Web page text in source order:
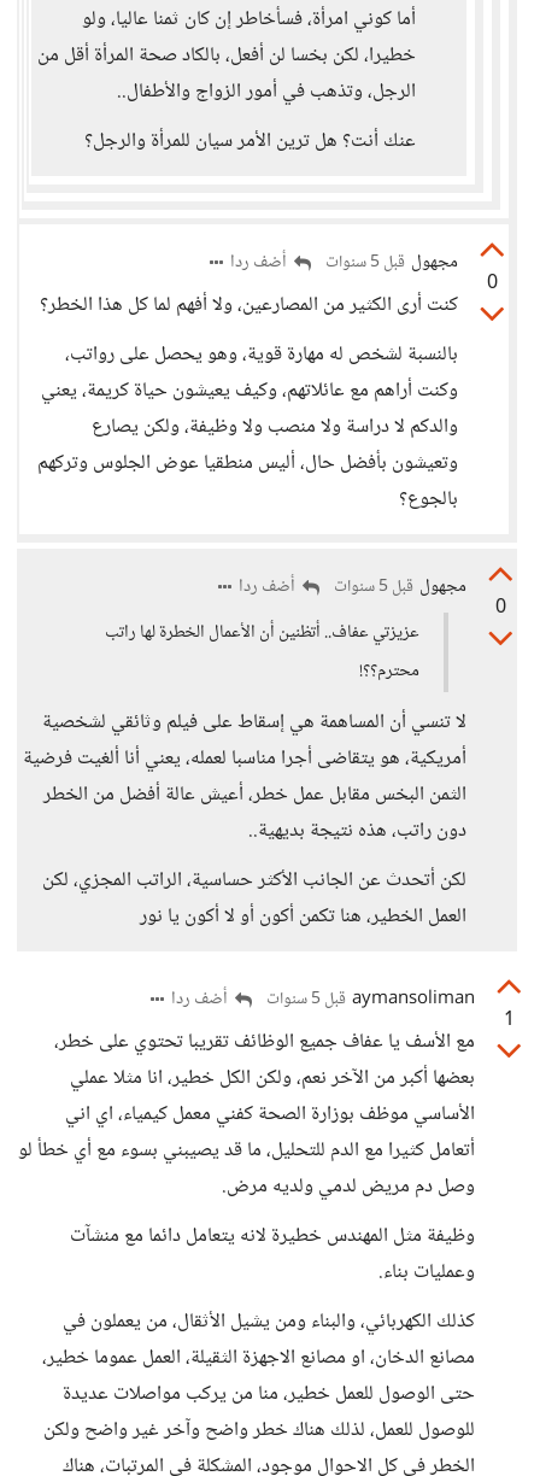
أما كوني امرأة، فسأخاطر إن كان ثمنا عاليا، ولو
خطيرا، لكن بخسا لن أفعل، بالكاد صحة المرأة أقل من
الرجل، وتذهب في أمور الزواج والأطفال..
عنك أنت؟ هل ترين الأمر سيان للمرأة والرجل؟
0
مجهول قبل 5 سنوات أضف ردا
كنت أرى الكثير من المصارعين، ولا أفهم لما كل هذا الخطر؟
بالنسبة لشخص له مهارة قوية، وهو يحصل على رواتب،
وكنت أراهم مع عائلاتهم، وكيف يعيشون حياة كريمة، يعني
والدكم لا دراسة ولا منصب ولا وظيفة، ولكن يصارع
وتعيشون بأفضل حال، أليس منطقيا عوض الجلوس وتركهم
بالجوع؟
0
مجهول قبل 5 سنوات
أضف ردا
عزيزتي عفاف.. أتظنين أن الأعمال الخطرة لها راتب
محترم؟؟!
لا تنسي أن المساهمة هي إسقاط على فيلم وثائقي لشخصية
أمريكية، هو يتقاضى أجرا مناسبا لعمله، يعني أنا ألغيت فرضية
الثمن البخس مقابل عمل خطر، أعيش عالة أفضل من الخطر
دون راتب، هذه نتيجة بديهية..
لكن أتحدث عن الجانب الأكثر حساسية، الراتب المجزي، لكن
العمل الخطير، هنا تكمن أكون أو لا أكون يا نور
1
aymansoliman قبل 5 سنوات أضف ردا
مع الأسف يا عفاف جميع الوظائف تقريبا تحتوي على خطر،
بعضها أكبر من الآخر نعم، ولكن الكل خطير، انا مثلا عملي
الأساسي موظف بوزارة الصحة كفني معمل كيمياء، اي اني
أتعامل كثيرا مع الدم للتحليل، ما قد يصيبني بسوء مع أي خطأ لو
وصل دم مريض لدمي ولديه مرض.
وظيفة مثل المهندس خطيرة لانه يتعامل دائما مع منشآت
وعمليات بناء.
كذلك الكهربائي، والبناء ومن يشيل الأثقال، من يعملون في
مصانع الدخان، او مصانع الاجهزة الثقيلة، العمل عموما خطير،
حتى الوصول للعمل خطير، منا من يركب مواصلات عديدة
للوصول للعمل، لذلك هناك خطر واضح وآخر غير واضح ولكن
الخطر في كل الاحوال موجود، المشكلة في المرتبات، هناك